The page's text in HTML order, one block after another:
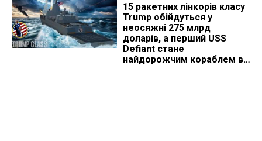
15 ракетних лінкорів класу
Trump обійдуться у
неосяжні 275 млрд
доларів, а перший USS
Defiant стане
найдорожчим кораблем в